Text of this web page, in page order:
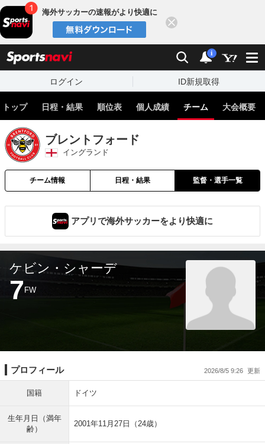
海外サッカーの速報がより快適に
検索 通知
i
ログイン ID新規取得
トップ 日程・結果 順位表 個人成績 チーム 大会概要
ブレントフォード
イングランド
チーム情報 日程・結果 監督・選手一覧
アプリで海外サッカーをより快適に
ケビン・シャーデ
7 FW
プロフィール 2026/8/5 9:26
国籍 ドイツ
生年月日（満年
齢）
2001年11月27日（24歳）